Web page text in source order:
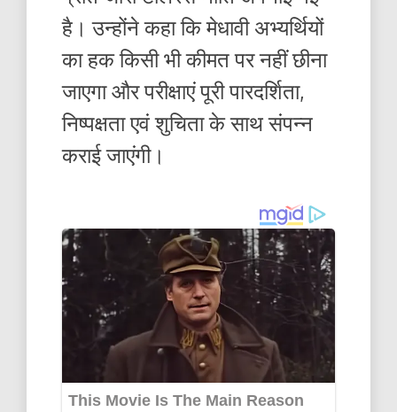
है। उन्होंने कहा कि मेधावी अभ्यर्थियों
का हक किसी भी कीमत पर नहीं छीना
जाएगा और परीक्षाएं पूरी पारदर्शिता,
निष्पक्षता एवं शुचिता के साथ संपन्न
कराई जाएंगी।